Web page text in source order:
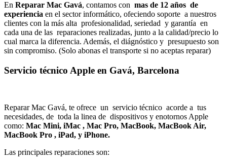
En Reparar Mac Gavá, contamos con mas de 12 años de
experiencia en el sector informático, ofeciendo soporte a nuestros
clientes con la más alta profesionalidad, seriedad y garantía en
cada una de las reparaciones realizadas, junto a la calidad/precio lo
cual marca la diferencia. Además, el diágnóstico y presupuesto son
sin compromiso. (Solo abonas el transporte si no aceptas reparar)
Servicio técnico Apple en Gavá, Barcelona
Reparar Mac Gavá, te ofrece un servicio técnico acorde a tus
necesidades, de toda la linea de dispositivos y enotornos Apple
como: Mac Mini, iMac , Mac Pro, MacBook, MacBook Air,
MacBook Pro , iPad, y iPhone.
Las principales reparaciones son: